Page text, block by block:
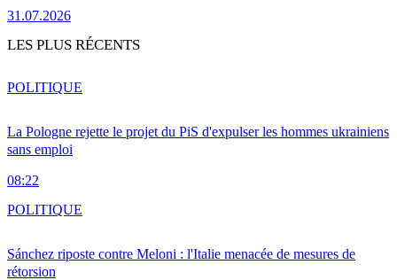
31.07.2026
LES PLUS RÉCENTS
La Pologne rejette le projet du PiS d'expulser les hommes ukrainiens
sans emploi
08:22
POLITIQUE
Sánchez riposte contre Meloni : l'Italie menacée de mesures de
rétorsion
POLITIQUE